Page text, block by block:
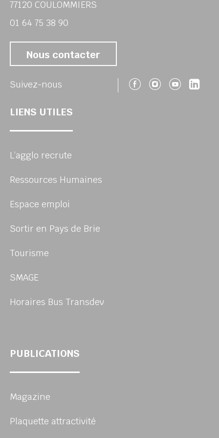
77120 COULOMMIERS
01 64 75 38 90
Nous contacter
Suivez-nous Suivez-nous
Suivez-
LIENS UTILES
L’agglo recrute
Ressources Humaines
Espace emploi
Sortir en Pays de Brie
Tourisme
SMAGE
Horaires Bus Transdev
PUBLICATIONS
Magazine
Plaquette attractivité